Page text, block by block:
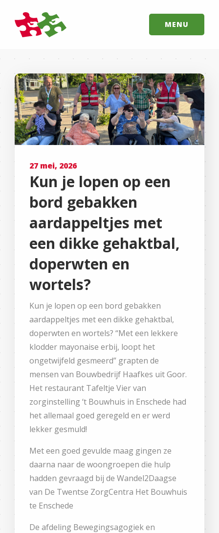
MENU
27 mei, 2026
Kun je lopen op een
bord gebakken
aardappeltjes met
een dikke gehaktbal,
doperwten en
wortels?
Kun je lopen op een bord gebakken
aardappeltjes met een dikke gehaktbal,
doperwten en wortels? “Met een lekkere
klodder mayonaise erbij, loopt het
ongetwijfeld gesmeerd” grapten de
mensen van Bouwbedrijf Haafkes uit Goor.
Het restaurant Tafeltje Vier van
zorginstelling ‘t Bouwhuis in Enschede had
het allemaal goed geregeld en er werd
lekker gesmuld!
Met een goed gevulde maag gingen ze
daarna naar de woongroepen die hulp
hadden gevraagd bij de Wandel2Daagse
van De Twentse ZorgCentra Het Bouwhuis
te Enschede
De afdeling Bewegingsagogiek en